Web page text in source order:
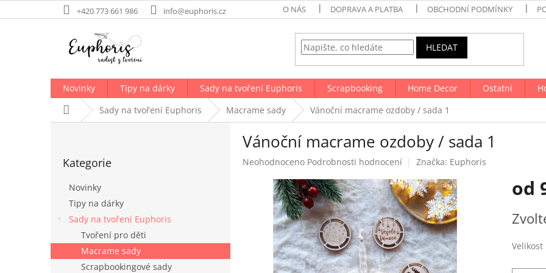
na
+420 773 661 986 info@euphoris.cz O NÁS DOPRAVA A PLATBA OBCHODNÍ PODMÍNKY
HLEDAT
Novinky Tipy na dárky Sady na tvoření Euphoris Scrapbooking Home Decor Ostatní
Domů Sady na tvoření Euphoris Macrame sady Vánoční macrame ozdoby / sada 1
a
kategorie
Kategorie
Novinky
Tipy na dárky
Sady na tvoření Euphoris
Tvoření pro děti
Macrame sady
Scrapbookingové sady
Vánoční macrame ozdoby / sada 1
Průměrné
produktu
hvězdiček.
Neohodnoceno Podrobnosti hodnocení Značka: Euphoris
od
cena:
Velikost